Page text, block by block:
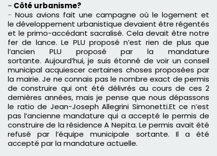
- Côté urbanisme?
- Nous avions fait une campagne où le logement et
le développement urbanistique devaient être régentés
et leprimo-accédant sacralisé. Cela devait être notre
fer de lance. Le PLU proposé n’est rien de plus que
l’ancien PLU proposé par la mandature
sortante. Aujourd’hui, je suis étonné de voir un conseil
municipal acquiescer certaines choses proposées par
la mairie. Je ne connais pas le nombre exact de permis
de construire qui ont été délivrés au cours de ces 2
dernières années, mais je pense que nous dépassons
le ratio de Jean-JosephAllegrini Simonetti.Et ce n’est
pas l’ancienne mandature qui a accepté le permis de
construire de la résidence A Nepita. Le permis avait été
refusé par l’équipe municipale sortante.
Il a été
accepté par la mandature actuelle.